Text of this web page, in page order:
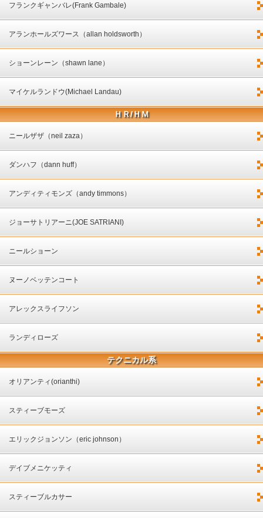
フランクギャンバレ(Frank Gambale)
アランホールズワース（allan holdsworth）
ショーンレーン（shawn lane）
マイケルランドウ(Michael Landau)
ＨＲ/ＨＭ
ニールザザ（neil zaza）
ダンハフ（dann huff）
アンディティモンズ（andy timmons）
ジョーサトリアーニ(JOE SATRIANI)
ニールショーン
ヌーノベッテンコート
アレックスライフソン
ランディローズ
テクニカル系
オリアンティ(orianthi)
スティーブモーズ
エリックジョンソン（eric johnson）
デイブメニケッティ
スティーブルカサー